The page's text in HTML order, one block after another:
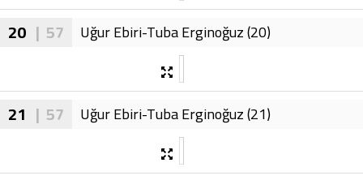
20 | 57 Uğur Ebiri-Tuba Erginoğuz (20)
21 | 57 Uğur Ebiri-Tuba Erginoğuz (21)